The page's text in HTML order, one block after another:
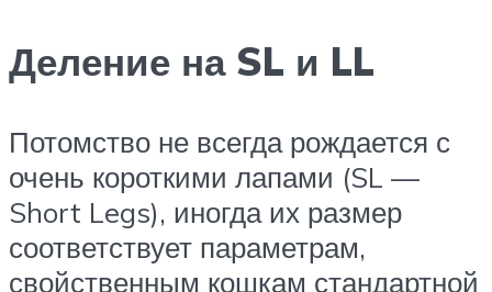
Деление на SL и LL
Потомство не всегда рождается с
очень короткими лапами (SL —
Short Legs), иногда их размер
соответствует параметрам,
свойственным кошкам стандартной